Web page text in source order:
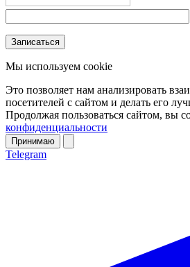
Мы используем cookie
Это позволяет нам анализировать
посетителей с сайтом и делать его
Продолжая пользоваться сайтом, вы
конфиденциальности
Принимаю
Telegram